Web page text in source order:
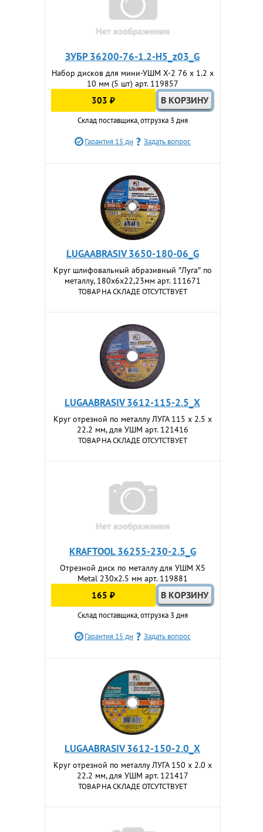
ЗУБР 36200-76-1.2-H5_z03_G
Набор дисков для мини-УШМ Х-2 76 х 1.2 х
10 мм (5 шт) арт. 119857
303 ₽
Склад поставщика, отгрузка 3 дня
Гарантия 15 дн Задать вопрос
LUGAABRASIV 3650-180-06_G
Круг шлифовальный абразивный ″Луга″ по
металлу, 180х6х22,23мм арт. 111671
ТОВАР НА СКЛАДЕ ОТСУТСТВУЕТ
LUGAABRASIV 3612-115-2.5_X
Круг отрезной по металлу ЛУГА 115 x 2.5 x
22.2 мм, для УШМ арт. 121416
ТОВАР НА СКЛАДЕ ОТСУТСТВУЕТ
KRAFTOOL 36255-230-2.5_G
Отрезной диск по металлу для УШМ X5
Metal 230x2.5 мм арт. 119881
165 ₽
Склад поставщика, отгрузка 3 дня
Гарантия 15 дн Задать вопрос
LUGAABRASIV 3612-150-2.0_X
Круг отрезной по металлу ЛУГА 150 x 2.0 x
22.2 мм, для УШМ арт. 121417
ТОВАР НА СКЛАДЕ ОТСУТСТВУЕТ